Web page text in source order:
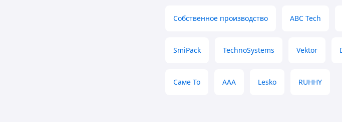
Собственное производство ABC Tech
SmiPack TechnoSystems Vektor
Саме То ААА Lesko RUHHY